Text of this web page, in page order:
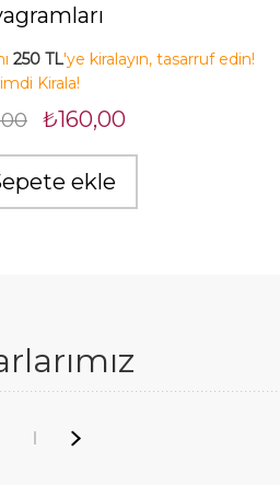
250 TL'ye kiralayın, tasarruf edin!
Kirala!
₺160,00
ekle